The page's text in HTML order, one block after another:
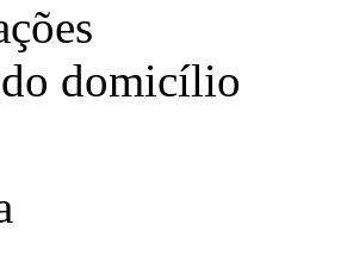
domicílio